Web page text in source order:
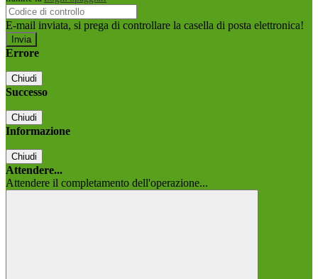
E-mail inviata, si prega di controllare la casella di posta elettronica!
Errore
Chiudi
Successo
Chiudi
Informazione
Chiudi
Attendere...
Attendere il completamento dell'operazione...